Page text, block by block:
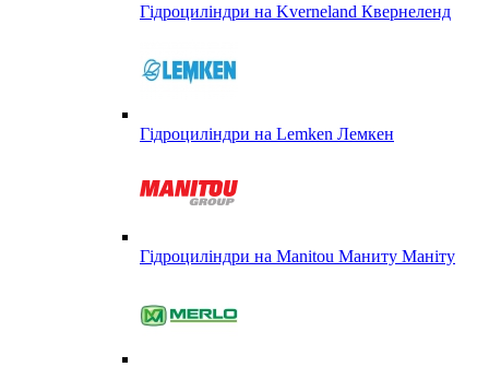
Гідроциліндри на Kverneland Квернеленд
Гідроциліндри на Lemken Лемкен
Гідроциліндри на Manitou Маниту Маніту